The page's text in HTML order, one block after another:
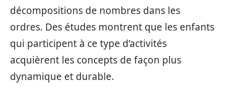
décompositions de nombres dans les
ordres. Des études montrent que les enfants
qui participent à ce type d’activités
acquièrent les concepts de façon plus
dynamique et durable.